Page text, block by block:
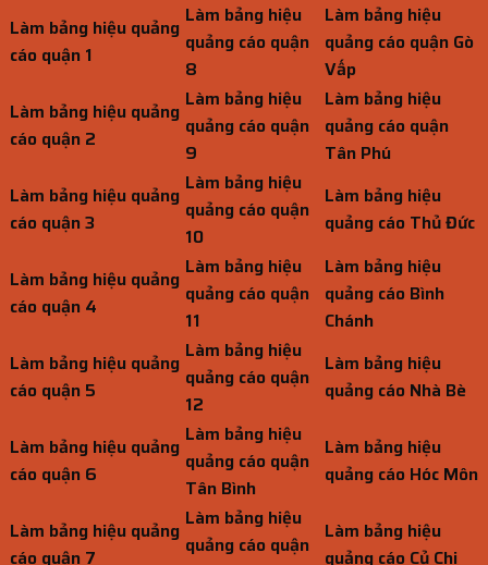
Làm bảng hiệu quảng
cáo quận 1
Làm bảng hiệu
quảng cáo quận
8
Làm bảng hiệu
quảng cáo quận Gò
Vấp
Làm bảng hiệu quảng
cáo quận 2
Làm bảng hiệu
quảng cáo quận
9
Làm bảng hiệu
quảng cáo quận
Tân Phú
Làm bảng hiệu quảng
cáo quận 3
Làm bảng hiệu
quảng cáo quận
10
Làm bảng hiệu
quảng cáo Thủ Đức
Làm bảng hiệu quảng
cáo quận 4
Làm bảng hiệu
quảng cáo quận
11
Làm bảng hiệu
quảng cáo Bình
Chánh
Làm bảng hiệu quảng
cáo quận 5
Làm bảng hiệu
quảng cáo quận
12
Làm bảng hiệu
quảng cáo Nhà Bè
Làm bảng hiệu quảng
cáo quận 6
Làm bảng hiệu
quảng cáo quận
Tân Bình
Làm bảng hiệu
quảng cáo Hóc Môn
Làm bảng hiệu quảng
cáo quận 7
Làm bảng hiệu
quảng cáo quận
Làm bảng hiệu
quảng cáo Củ Chi